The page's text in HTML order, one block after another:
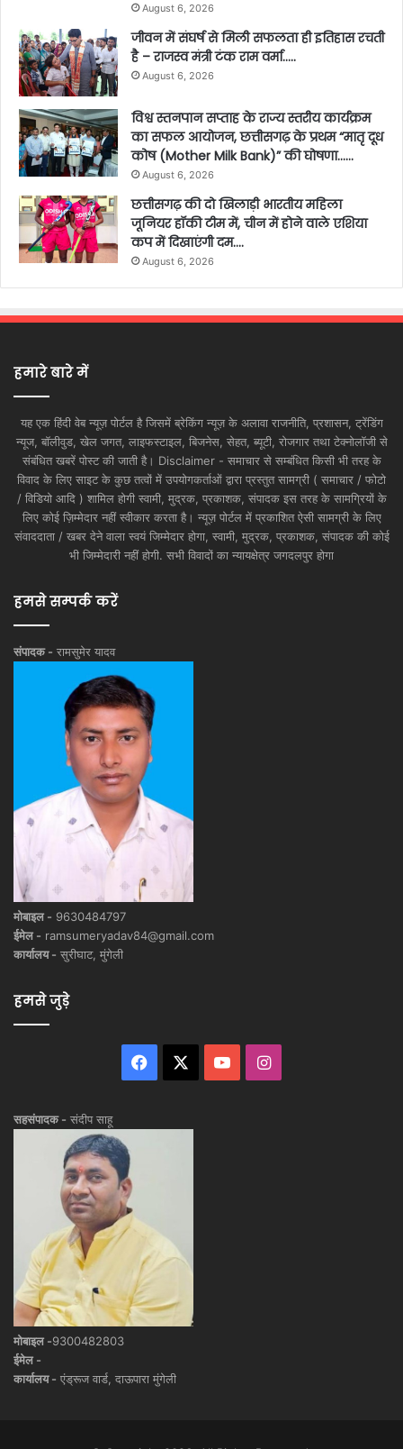
August 6, 2026
जीवन में संघर्ष से मिली सफलता ही इतिहास रचती
है – राजस्व मंत्री टंक राम वर्मा…..
August 6, 2026
विश्व स्तनपान सप्ताह के राज्य स्तरीय कार्यक्रम
का सफल आयोजन, छत्तीसगढ़ के प्रथम “मातृ दूध
कोष (Mother Milk Bank)” की घोषणा……
August 6, 2026
छत्तीसगढ़ की दो खिलाड़ी भारतीय महिला
जूनियर हॉकी टीम में, चीन में होने वाले एशिया
कप में दिखाएंगी दम….
August 6, 2026
हमारे बारे में
यह एक हिंदी वेब न्यूज़ पोर्टल है जिसमें ब्रेकिंग न्यूज़ के अलावा राजनीति, प्रशासन, ट्रेंडिंग
न्यूज, बॉलीवुड, खेल जगत, लाइफस्टाइल, बिजनेस, सेहत, ब्यूटी, रोजगार तथा टेक्नोलॉजी से
संबंधित खबरें पोस्ट की जाती है। Disclaimer - समाचार से सम्बंधित किसी भी तरह के
विवाद के लिए साइट के कुछ तत्वों में उपयोगकर्ताओं द्वारा प्रस्तुत सामग्री ( समाचार / फोटो
/ विडियो आदि ) शामिल होगी स्वामी, मुद्रक, प्रकाशक, संपादक इस तरह के सामग्रियों के
लिए कोई ज़िम्मेदार नहीं स्वीकार करता है। न्यूज़ पोर्टल में प्रकाशित ऐसी सामग्री के लिए
संवाददाता / खबर देने वाला स्वयं जिम्मेदार होगा, स्वामी, मुद्रक, प्रकाशक, संपादक की कोई
भी जिम्मेदारी नहीं होगी. सभी विवादों का न्यायक्षेत्र जगदलपुर होगा
हमसे सम्पर्क करें
संपादक - रामसुमेर यादव
मोबाइल - 9630484797
ईमेल - ramsumeryadav84@gmail.com
कार्यालय - सुरीघाट, मुंगेली
हमसे जुड़े
Facebook YouTubeInstagram
सहसंपादक - संदीप साहू
मोबाइल -9300482803
ईमेल -
कार्यालय - एंड्रूज वार्ड, दाऊपारा मुंगेली